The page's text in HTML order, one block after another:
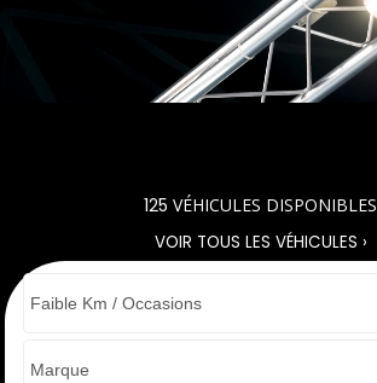
125 VÉHICULES DISPONIBLES
VOIR TOUS LES VÉHICULES ›